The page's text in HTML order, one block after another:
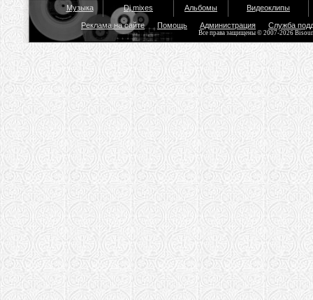
Музыка Dj mixes Альбомы Видеоклипы
Реклама на сайте Помощь Администрация Служба
Все права защищены © 2007-2026